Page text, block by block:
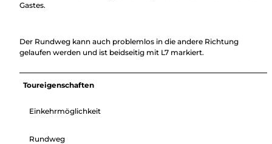
Gastes.
Der Rundweg kann auch problemlos in die andere Richtung
gelaufen werden und ist beidseitig mit L7 markiert.
Toureigenschaften
Einkehrmöglichkeit
Rundweg